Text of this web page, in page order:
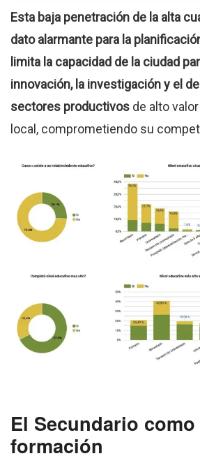
Esta baja penetración de la alta
dato alarmante para la
limita la capacidad de la ciudad
innovación, la investigación y el
sectores productivos de alto
local, comprometiendo su
El Secundario
formación